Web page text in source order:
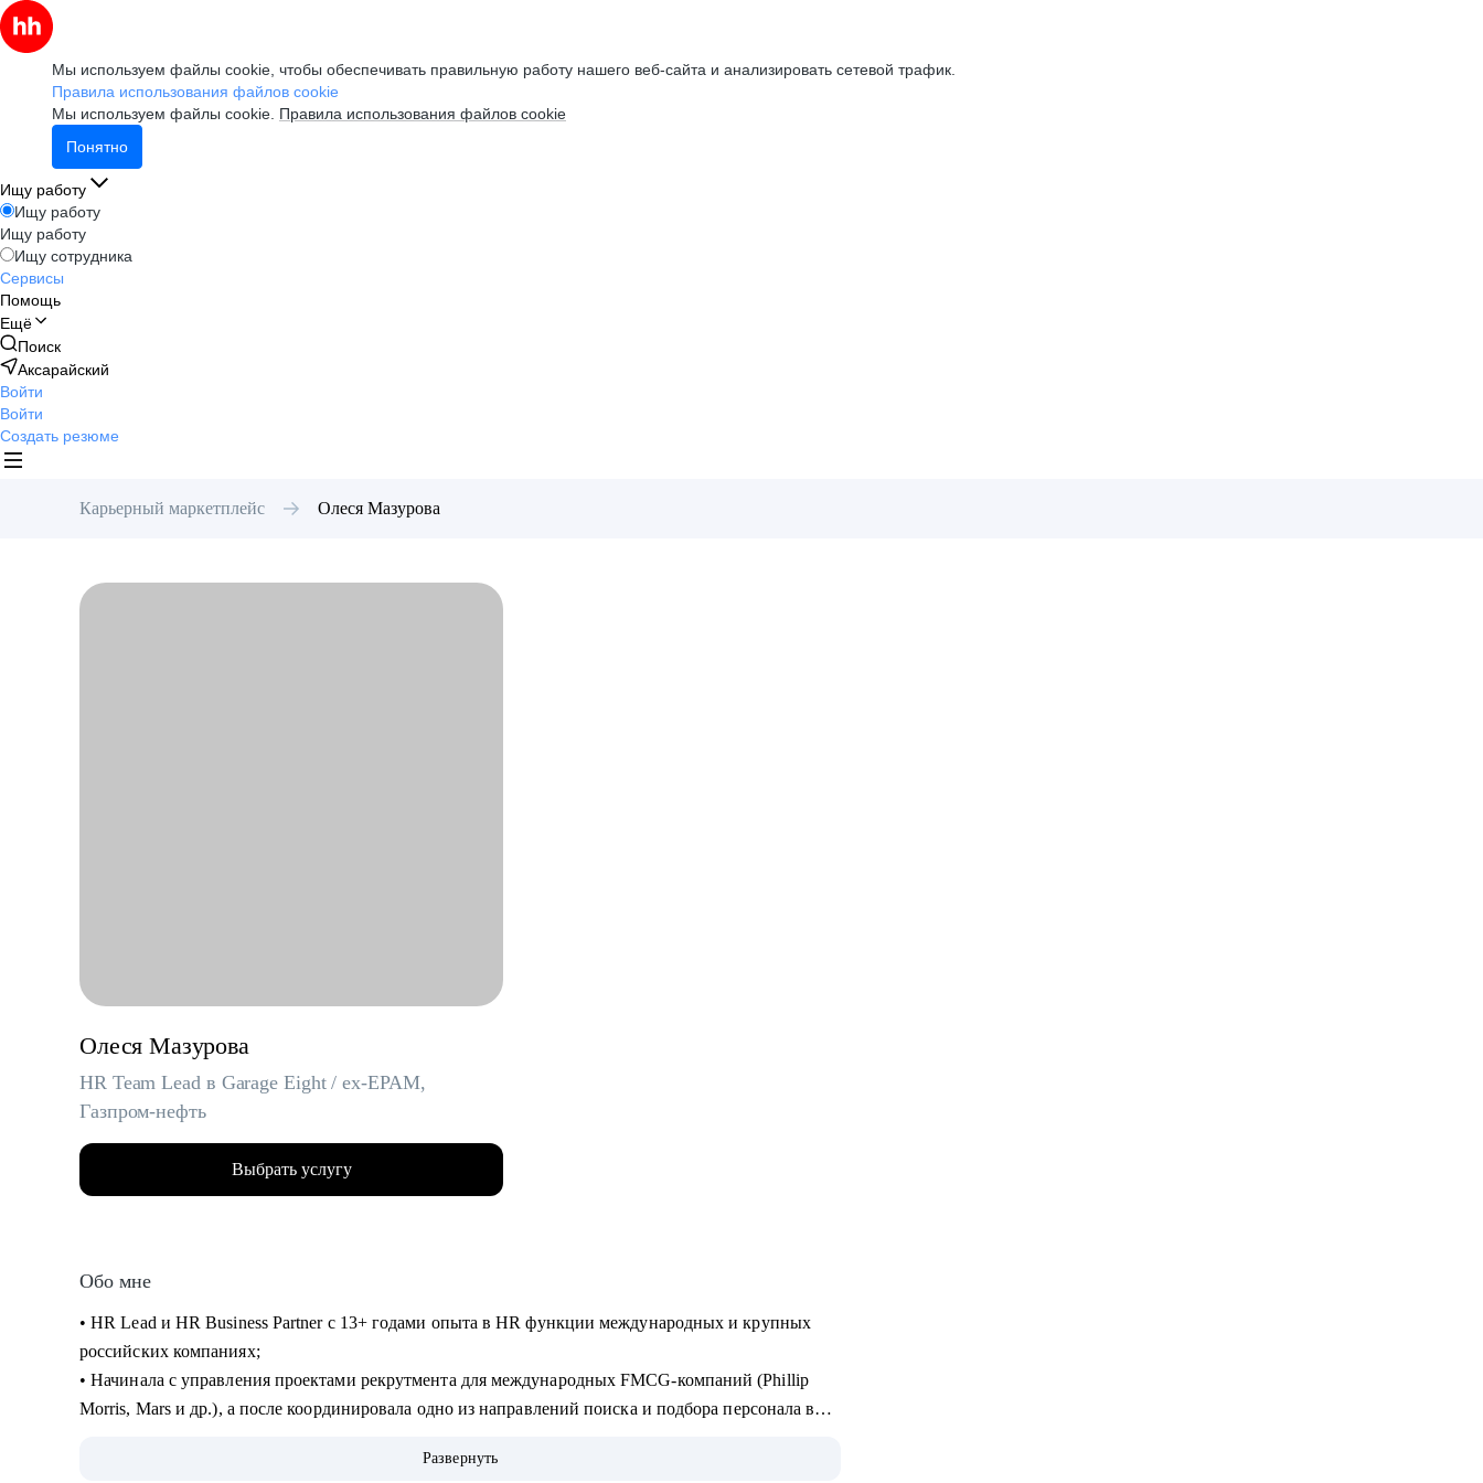
Мы используем файлы cookie, чтобы обеспечивать правильную работу нашего веб-сайта и анализировать сетевой трафик.
Правила использования файлов cookie
Мы используем файлы cookie. Правила использования файлов cookie
Понятно
Ищу работу
Ищу работу
Ищу работу
Ищу сотрудника
Сервисы
Помощь
Ещё
Поиск
Аксарайский
Войти
Войти
Создать резюме
Карьерный маркетплейс Олеся Мазурова
Олеся Мазурова
HR Team Lead в Garage Eight / ex-EPAM,
Газпром-нефть
Выбрать услугу
Обо мне
• HR Lead и HR Business Partner с 13+ годами опыта в HR функции международных и крупных
российских компаниях;
• Начинала с управления проектами рекрутмента для международных FMCG-компаний (Phillip
Morris, Mars и др.), а после координировала одно из направлений поиска и подбора персонала в
• Дальше перешла в EPAM, где запускала программы обучения и стажировок в IT, после которых
Развернуть